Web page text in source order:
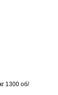
1300 об/